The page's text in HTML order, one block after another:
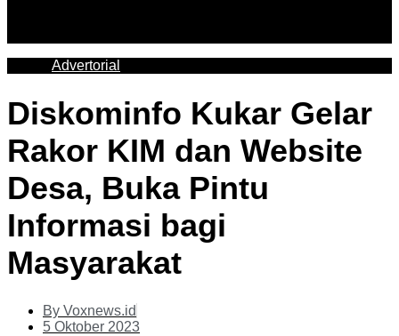
Advertorial
Diskominfo Kukar Gelar
Rakor KIM dan Website
Desa, Buka Pintu
Informasi bagi
Masyarakat
By Voxnews.id
5 Oktober 2023